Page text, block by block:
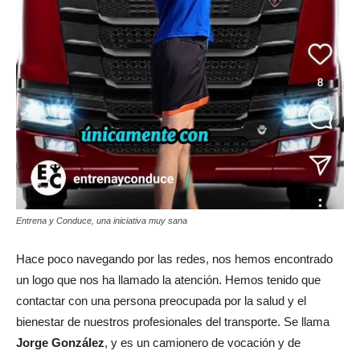
Entrena y Conduce, una iniciativa muy sana
Hace poco navegando por las redes, nos hemos encontrado
un logo que nos ha llamado la atención. Hemos tenido que
contactar con una persona preocupada por la salud y el
bienestar de nuestros profesionales del transporte. Se llama
Jorge González, y es un camionero de vocación y de